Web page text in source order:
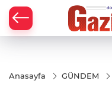
Anasayfa GÜNDEM